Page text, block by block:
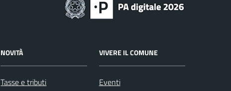
NOVITÀ
Tasse e tributi
VIVERE IL COMUNE
Eventi